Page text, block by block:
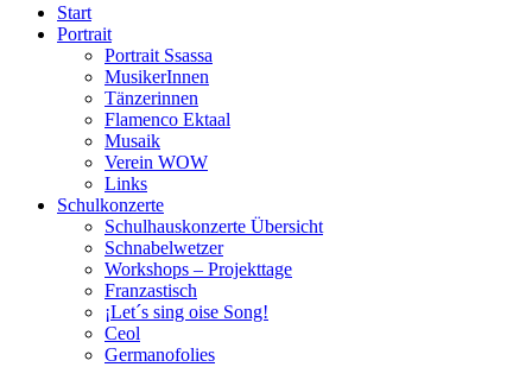
Start
Portrait
Portrait Ssassa
MusikerInnen
Tänzerinnen
Flamenco Ektaal
Musaik
Verein WOW
Links
Schulkonzerte
Schulhauskonzerte Übersicht
Schnabelwetzer
Workshops – Projekttage
Franzastisch
¡Let´s sing oise Song!
Ceol
Germanofolies